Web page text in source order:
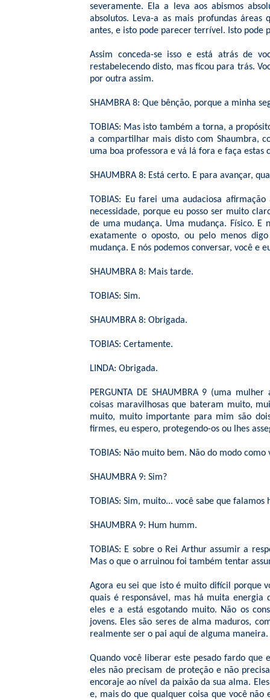
severamente. Ela a leva aos abismos
absolutos. Leva-a as mais profundas
antes, e isto pode parecer terrível. Isto pode
Assim conceda-se isso e está atrás de
restabelecendo disto, mas ficou para trás.
por outra assim.
SHAMBRA 8: Que bênção, porque a minha
TOBIAS: Mas isto também a torna, a
a compartilhar mais disto com Shaumbra,
uma boa professora e vá lá fora e faça estas
SHAUMBRA 8: Está certo. E para avançar,
TOBIAS: Eu farei uma audaciosa
necessidade, porque eu posso ser muito
de uma mudança. Uma mudança. Físico.
exatamente o oposto, ou pelo menos
mudança. E nós podemos conversar, você e
SHAUMBRA 8: Mais tarde.
TOBIAS: Sim.
SHAUMBRA 8: Obrigada.
TOBIAS: Certamente.
LINDA: Obrigada.
PERGUNTA DE SHAUMBRA 9 (uma
coisas maravilhosas que bateram muito,
muito, muito importante para mim são
firmes, eu espero, protegendo-os ou lhes
TOBIAS: Não muito bem. Não do modo como
SHAUMBRA 9: Sim?
TOBIAS: Sim, muito... você sabe que falamos
SHAUMBRA 9: Hum humm.
TOBIAS: E sobre o Rei Arthur assumir a
Mas o que o arruinou foi também tentar
Agora eu sei que isto é muito difícil porque
quais é responsável, mas há muita
eles e a está esgotando muito. Não os
jovens. Eles são seres de alma maduros,
realmente ser o pai aqui de alguma maneira.
Quando você liberar este pesado fardo que
eles não precisam de proteção e não
encoraje ao nível da paixão da sua alma.
e, mais do que qualquer coisa que você não